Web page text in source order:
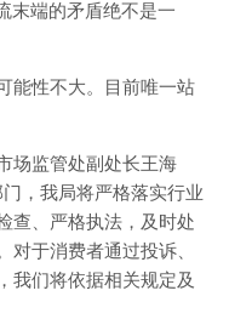
末端的矛盾绝不是一
能性不大。目前唯一站
场监管处副处长王海
，我局将严格落实行业
查、严格执法，及时处
对于消费者通过投诉、
我们将依据相关规定及